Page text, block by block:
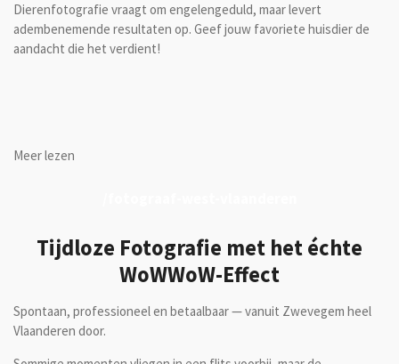
Dierenfotografie vraagt om engelengeduld, maar levert
adembenemende resultaten op. Geef jouw favoriete huisdier de
aandacht die het verdient!
Meer lezen
Tijdloze Fotografie met het échte
WoWWoW-Effect
Spontaan, professioneel en betaalbaar — vanuit Zwevegem heel
Vlaanderen door.